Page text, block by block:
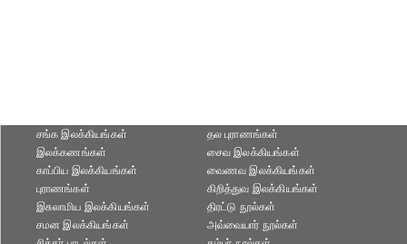
சங்க இலக்கியங்கள்
இலக்கணங்கள்
காப்பிய இலக்கியங்கள்
புராணங்கள்
தல புராணங்கள்
சைவ இலக்கியங்கள்
வைணவ இலக்கியங்கள்
கிறித்துவ இலக்கியங்கள்
இசுலாமிய இலக்கியங்கள்
சமன இலக்கியங்கள்
திரட்டு நூல்கள்
அவ்வையார் நூல்கள்